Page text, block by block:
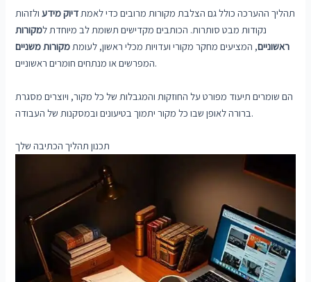
תהליך ההערכה כולל גם הצלבת מקורות מרובים כדי לאמתדיוק מידעולזהות
נקודות מבט סותרות. הכותבים מקדישים תשומת לב מיוחדת למקורות
ראשוניים, המציעים מחקר מקורי ועדויות מכלי ראשון, לעומתמקורות משניים
המפרשים או מנתחים חומרים ראשוניים.
הם שומרים תיעוד מפורט על החוזקות והמגבלות של כל מקור, ויוצרים מסגרת
ברורה לאופן שבו כל מקור יתמוך בטיעונים ובמסקנות של העבודה.
תכנון תהליך הכתיבה שלך